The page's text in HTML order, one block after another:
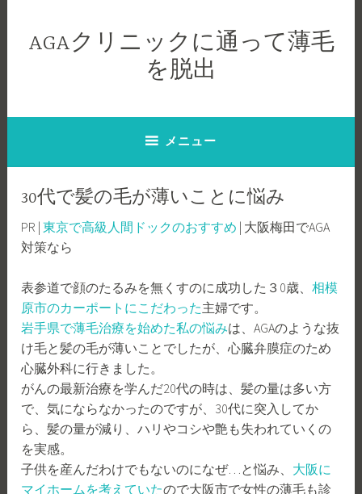
ッ
AGAクリニックに通って薄毛
を脱出
メニュー
30代で髪の毛が薄いことに悩み
PR |東京で高級人間ドックのおすすめ | 大阪梅田でAGA
対策なら
表参道で顔のたるみを無くすのに成功した３0歳、相模
原市のカーポートにこだわった主婦です。
岩手県で薄毛治療を始めた私の悩みは、AGAのような抜
け毛と髪の毛が薄いことでしたが、心臓弁膜症のため
心臓外科に行きました。
がんの最新治療を学んだ20代の時は、髪の量は多い方
で、気にならなかったのですが、30代に突入してか
ら、髪の量が減り、ハリやコシや艶も失われていくの
を実感。
子供を産んだわけでもないのになぜ…と悩み、 大阪に
マイホームを考えていたので大阪市で女性の薄毛も診